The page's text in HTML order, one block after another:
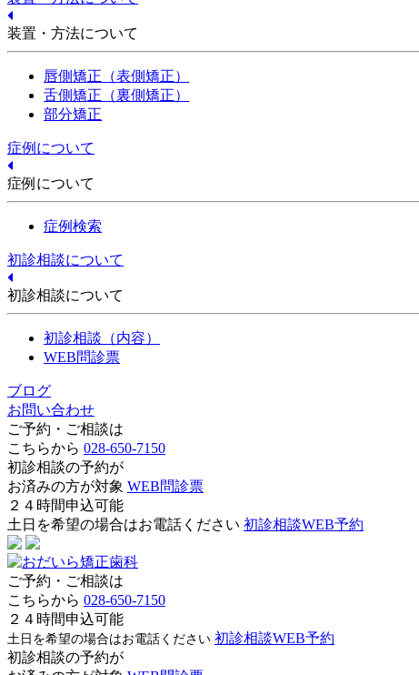
装置・方法について
唇側矯正（表側矯正）
舌側矯正（裏側矯正）
部分矯正
症例について
症例について
症例検索
初診相談について
初診相談について
初診相談（内容）
WEB問診票
ブログ
お問い合わせ
ご予約・ご相談は
こちらから 028-650-7150
初診相談の予約が
お済みの方が対象 WEB問診票
２４時間申込可能
土日を希望の場合はお電話ください 初診相談WEB予約
ご予約・ご相談は
こちらから 028-650-7150
２４時間申込可能
土日を希望の場合はお電話ください 初診相談WEB予約
初診相談の予約が